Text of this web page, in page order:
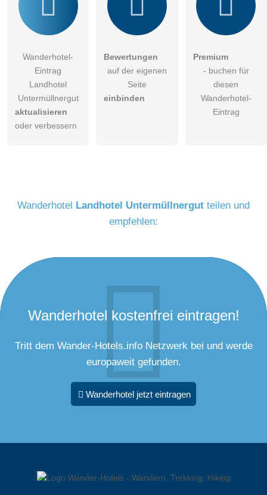
Wanderhotel-
Eintrag
Landhotel
Untermüllnergut
aktualisieren
oder verbessern
Bewertungen
auf der eigenen
Seite
einbinden
Premium
- buchen für
diesen
Wanderhotel-
Eintrag
Wanderhotel Landhotel Untermüllnergut teilen und
empfehlen:
Wanderhotel kostenfrei eintragen!
Tritt dem Wander-Hotels.info Netzwerk bei und werde
europaweit gefunden.
Wanderhotel jetzt eintragen